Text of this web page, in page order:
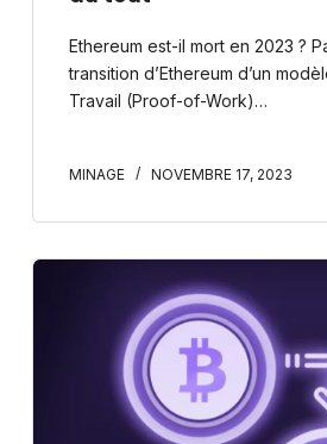
Ethereum est-il mort en 2023 ?
transition d’Ethereum d’un
Travail (Proof-of-Work)…
MINAGE NOVEMBRE 17, 2023